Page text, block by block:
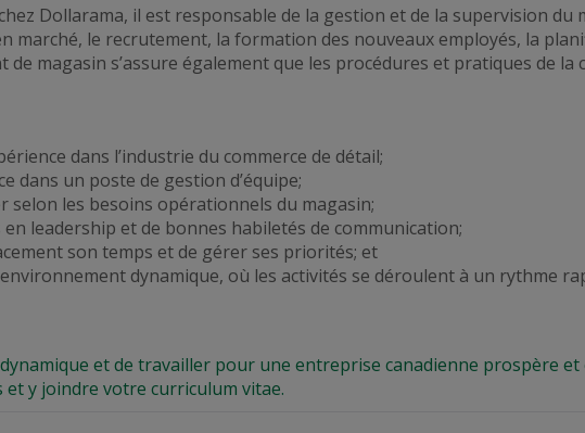
Dollarama, il est responsable de la gestion et de la supervision du
marché, le recrutement, la formation des nouveaux employés, la
de magasin s’assure également que les procédures et pratiques de
dans l’industrie du commerce de détail;
dans un poste de gestion d’équipe;
selon les besoins opérationnels du magasin;
leadership et de bonnes habiletés de communication;
son temps et de gérer ses priorités; et
dynamique, où les activités se déroulent à un rythme
et de travailler pour une entreprise canadienne prospère
y joindre votre curriculum vitae.